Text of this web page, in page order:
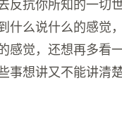
什么说什么的感觉
感觉，还想再多看
事想讲又不能讲清